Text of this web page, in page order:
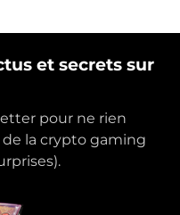
et secrets sur
pour ne rien
la crypto gaming